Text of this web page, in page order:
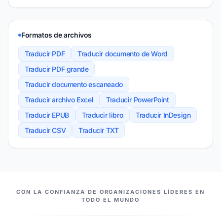
Formatos de archivos
Traducir PDF
Traducir documento de Word
Traducir PDF grande
Traducir documento escaneado
Traducir archivo Excel
Traducir PowerPoint
Traducir EPUB
Traducir libro
Traducir InDesign
Traducir CSV
Traducir TXT
NUESTROS COMPAÑEROS
CON LA CONFIANZA DE ORGANIZACIONES LÍDERES EN
TODO EL MUNDO